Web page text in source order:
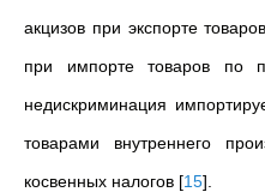
акцизов при экспорте
при импорте товаров по
недискриминация
товарами внутреннего
косвенных налогов [15]